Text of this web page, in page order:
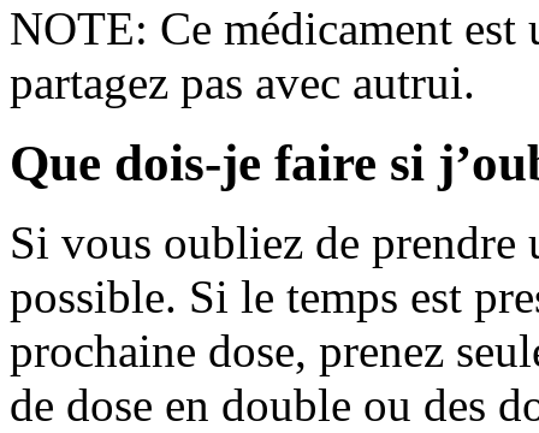
NOTE: Ce médicament
partagez pas avec autrui.
Que dois-je faire si
Si vous oubliez de prendre
possible. Si le temps est
prochaine dose, prenez
de dose en double ou des